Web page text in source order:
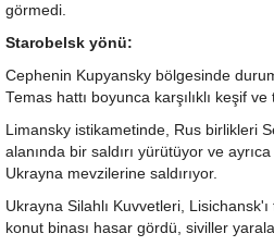
görmedi.
Starobelsk yönü:
Cephenin Kupyansky bölgesinde
Temas hattı boyunca karşılıklı keşif
Limansky istikametinde, Rus birlikleri
alanında bir saldırı yürütüyor ve
Ukrayna mevzilerine saldırıyor.
Ukrayna Silahlı Kuvvetleri,
konut binası hasar gördü, siviller